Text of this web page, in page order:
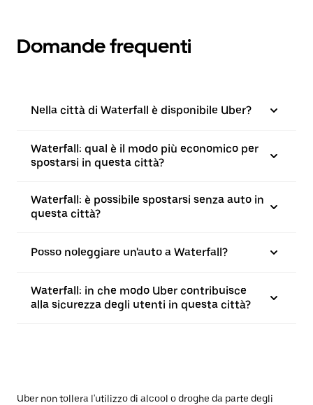
Domande frequenti
Nella città di Waterfall è disponibile Uber?
Waterfall: qual è il modo più economico per
spostarsi in questa città?
Waterfall: è possibile spostarsi senza auto in
questa città?
Posso noleggiare un'auto a Waterfall?
Waterfall: in che modo Uber contribuisce
alla sicurezza degli utenti in questa città?
Uber non tollera l'utilizzo di alcool o droghe da parte degli